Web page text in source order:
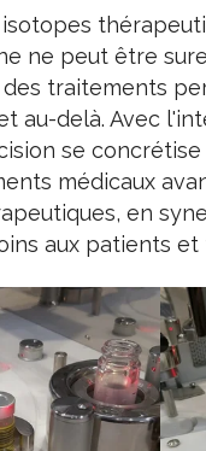
ne peut être
traitements
au-delà. Avec
se
médicaux
en
aux patients